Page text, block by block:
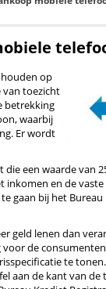
op
van toezicht
betrekking
waarbij
Er wordt
een waarde van
inkomen en de
gaan bij het Bureau
geld lenen dan
de
te
aan de kant van de